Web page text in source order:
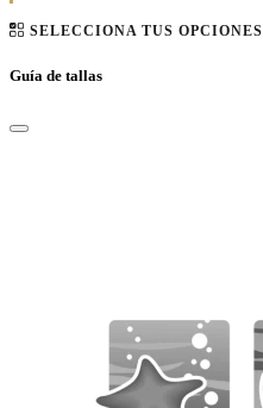
SELECCIONA TUS OPCIONES
Guía de tallas